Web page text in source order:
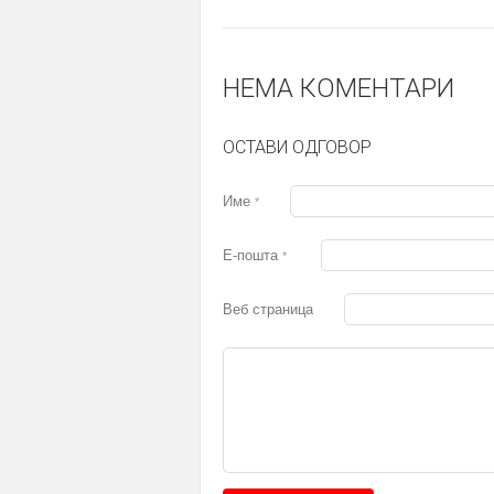
НЕМА КОМЕНТАРИ
ОСТАВИ ОДГОВОР
Име *
Е-пошта *
Веб страница